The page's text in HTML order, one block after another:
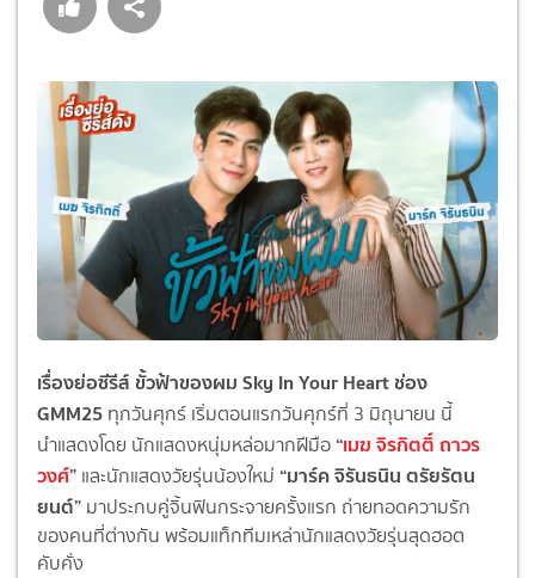
เรื่องย่อซีรีส์ ขั้วฟ้าของผม Sky In Your Heart ช่อง
GMM25 ทุกวันศุกร์ เริ่มตอนแรกวันศุกร์ที่ 3 มิถุนายน นี้
นำแสดงโดย นักแสดงหนุ่มหล่อมากฝีมือ “เมฆ จิรกิตติ์ ถาวร
วงศ์” และนักแสดงวัยรุ่นน้องใหม่ “มาร์ค จิรันธนิน ตรัยรัตน
ยนต์” มาประกบคู่จิ้นฟินกระจายครั้งแรก ถ่ายทอดความรัก
ของคนที่ต่างกัน พร้อมแท็กทีมเหล่านักแสดงวัยรุ่นสุดฮอต
คับคั่ง